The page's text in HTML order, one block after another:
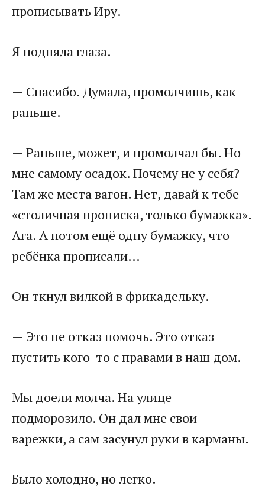
прописывать Иру.
Я подняла глаза.
— Спасибо. Думала, промолчишь, как
раньше.
— Раньше, может, и промолчал бы. Но
мне самому осадок. Почему не у себя?
Там же места вагон. Нет, давай к тебе —
«столичная прописка, только бумажка».
Ага. А потом ещё одну бумажку, что
ребёнка прописали…
Он ткнул вилкой в фрикадельку.
— Это не отказ помочь. Это отказ
пустить кого-то с правами в наш дом.
Мы доели молча. На улице
подморозило. Он дал мне свои
варежки, а сам засунул руки в карманы.
Было холодно, но легко.